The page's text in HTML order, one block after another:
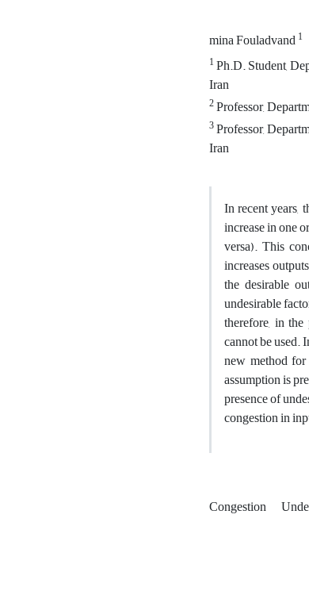
mina Fouladvand1
1Ph.D. Student,
Iran
2Professor,
3Professor,
Iran
In recent years,
increase in one
versa). This
increases
the desirable
undesirable
therefore, in
cannot be used.
new method
assumption is
presence of
congestion in
Congestion